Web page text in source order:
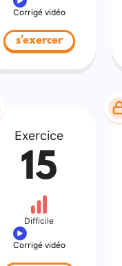
Corrigé vidéo
s'exercer
Exercice
15
Difficile
Corrigé vidéo